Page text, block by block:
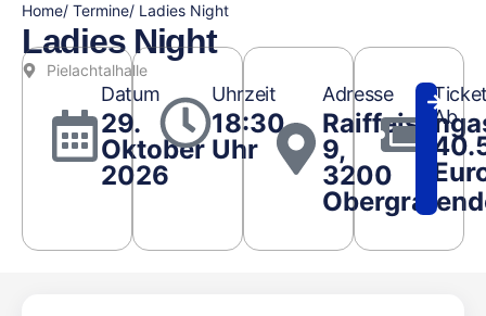
Home/ Termine/ Ladies Night
Ladies Night
Pielachtalhalle
Datum
29.
Oktober
2026
Uhrzeit
18:30
Uhr
Adresse
9,
3200
Ab